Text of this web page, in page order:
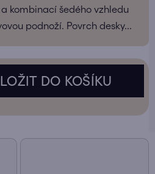
kombinací šedého vzhledu
podnoží. Povrch desky...